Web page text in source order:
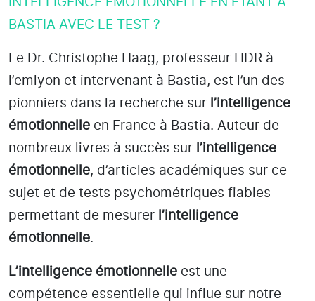
BASTIA AVEC LE TEST ?
Le Dr. Christophe Haag, professeur HDR à
l’emlyon et intervenant à Bastia, est l’un des
pionniers dans la recherche sur l’intelligence
émotionnelle en France à Bastia. Auteur de
nombreux livres à succès sur l’intelligence
émotionnelle, d’articles académiques sur ce
sujet et de tests psychométriques fiables
permettant de mesurer l’intelligence
émotionnelle.
L’intelligence émotionnelle est une
compétence essentielle qui influe sur notre